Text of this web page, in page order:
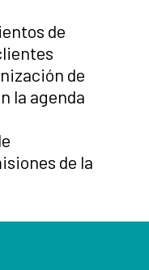
de
de
la agenda
de la